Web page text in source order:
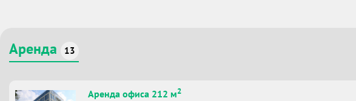
Аренда 13
Аренда офиса 212 м2